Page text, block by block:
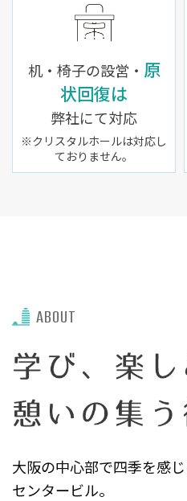
机・椅子の設営・ 原
状回復は
弊社にて対応
※クリスタルホールは対応し
ておりません。
ABOUT
大阪の中心部で四季を感
センタービル。